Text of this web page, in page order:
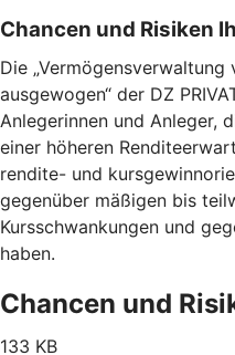
Chancen und Risiken
Die
ausgewogen“ der DZ
Anlegerinnen und Anleger,
einer höheren
rendite- und
gegenüber mäßigen bis
Kursschwankungen und
haben.
Chancen und
133 KB